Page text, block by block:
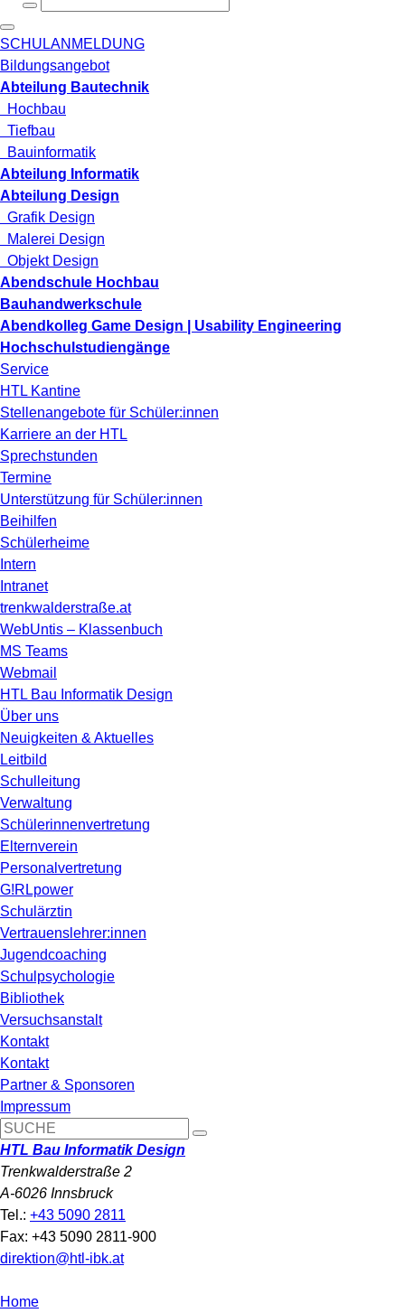
SCHULANMELDUNG
Bildungsangebot
Abteilung Bautechnik
Hochbau
Tiefbau
Bauinformatik
Abteilung Informatik
Abteilung Design
Grafik Design
Malerei Design
Objekt Design
Abendschule Hochbau
Bauhandwerkschule
Abendkolleg Game Design | Usability Engineering
Hochschulstudiengänge
Service
HTL Kantine
Stellenangebote für Schüler:innen
Karriere an der HTL
Sprechstunden
Termine
Unterstützung für Schüler:innen
Beihilfen
Schülerheime
Intern
Intranet
trenkwalderstraße.at
WebUntis – Klassenbuch
MS Teams
Webmail
HTL Bau Informatik Design
Über uns
Neuigkeiten & Aktuelles
Leitbild
Schulleitung
Verwaltung
Schülerinnenvertretung
Elternverein
Personalvertretung
G!RLpower
Schulärztin
Vertrauenslehrer:innen
Jugendcoaching
Schulpsychologie
Bibliothek
Versuchsanstalt
Kontakt
Kontakt
Partner & Sponsoren
Impressum
HTL Bau Informatik Design
Trenkwalderstraße 2
A-6026 Innsbruck
Tel.: +43 5090 2811
Fax: +43 5090 2811-900
direktion@htl-ibk.at
Home